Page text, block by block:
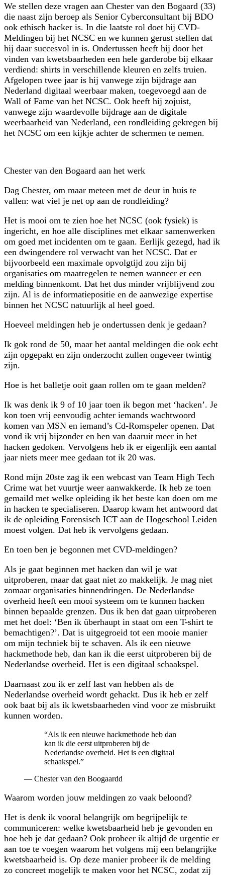
We stellen deze vragen aan Chester van den Bogaard (33)
die naast zijn beroep als Senior Cyberconsultant bij BDO
ook ethisch hacker is. In die laatste rol doet hij CVD-
Meldingen bij het NCSC en we kunnen gerust stellen dat
hij daar succesvol in is. Ondertussen heeft hij door het
vinden van kwetsbaarheden een hele garderobe bij elkaar
verdiend: shirts in verschillende kleuren en zelfs truien.
Afgelopen twee jaar is hij vanwege zijn bijdrage aan
Nederland digitaal weerbaar maken, toegevoegd aan de
Wall of Fame van het NCSC. Ook heeft hij zojuist,
vanwege zijn waardevolle bijdrage aan de digitale
weerbaarheid van Nederland, een rondleiding gekregen bij
het NCSC om een kijkje achter de schermen te nemen.
Chester van den Bogaard aan het werk
Dag Chester, om maar meteen met de deur in huis te
vallen: wat viel je net op aan de rondleiding?
Het is mooi om te zien hoe het NCSC (ook fysiek) is
ingericht, en hoe alle disciplines met elkaar samenwerken
om goed met incidenten om te gaan. Eerlijk gezegd, had ik
een dwingendere rol verwacht van het NCSC. Dat er
bijvoorbeeld een maximale opvolgtijd zou zijn bij
organisaties om maatregelen te nemen wanneer er een
melding binnenkomt. Dat het dus minder vrijblijvend zou
zijn. Al is de informatiepositie en de aanwezige expertise
binnen het NCSC natuurlijk al heel goed.
Hoeveel meldingen heb je ondertussen denk je gedaan?
Ik gok rond de 50, maar het aantal meldingen die ook echt
zijn opgepakt en zijn onderzocht zullen ongeveer twintig
zijn.
Hoe is het balletje ooit gaan rollen om te gaan melden?
Ik was denk ik 9 of 10 jaar toen ik begon met ‘hacken’. Je
kon toen vrij eenvoudig achter iemands wachtwoord
komen van MSN en iemand’s Cd-Romspeler openen. Dat
vond ik vrij bijzonder en ben van daaruit meer in het
hacken gedoken. Vervolgens heb ik er eigenlijk een aantal
jaar niets meer mee gedaan tot ik 20 was.
Rond mijn 20ste zag ik een webcast van Team High Tech
Crime wat het vuurtje weer aanwakkerde. Ik heb ze toen
gemaild met welke opleiding ik het beste kan doen om me
in hacken te specialiseren. Daarop kwam het antwoord dat
ik de opleiding Forensisch ICT aan de Hogeschool Leiden
moest volgen. Dat heb ik vervolgens gedaan.
En toen ben je begonnen met CVD-meldingen?
Als je gaat beginnen met hacken dan wil je wat
uitproberen, maar dat gaat niet zo makkelijk. Je mag niet
zomaar organisaties binnendringen. De Nederlandse
overheid heeft een mooi systeem om te kunnen hacken
binnen bepaalde grenzen. Dus ik ben dat gaan uitproberen
met het doel: ‘Ben ik überhaupt in staat om een T-shirt te
bemachtigen?’. Dat is uitgegroeid tot een mooie manier
om mijn techniek bij te schaven. Als ik een nieuwe
hackmethode heb, dan kan ik die eerst uitproberen bij de
Nederlandse overheid. Het is een digitaal schaakspel.
Daarnaast zou ik er zelf last van hebben als de
Nederlandse overheid wordt gehackt. Dus ik heb er zelf
ook baat bij als ik kwetsbaarheden vind voor ze misbruikt
kunnen worden.
“Als ik een nieuwe hackmethode heb dan
kan ik die eerst uitproberen bij de
Nederlandse overheid. Het is een digitaal
schaakspel.”
— Chester van den Boogaardd
Waarom worden jouw meldingen zo vaak beloond?
Het is denk ik vooral belangrijk om begrijpelijk te
communiceren: welke kwetsbaarheid heb je gevonden en
hoe heb je dat gedaan? Ook probeer ik altijd de urgentie er
aan toe te voegen waarom het volgens mij een belangrijke
kwetsbaarheid is. Op deze manier probeer ik de melding
zo concreet mogelijk te maken voor het NCSC, zodat zij